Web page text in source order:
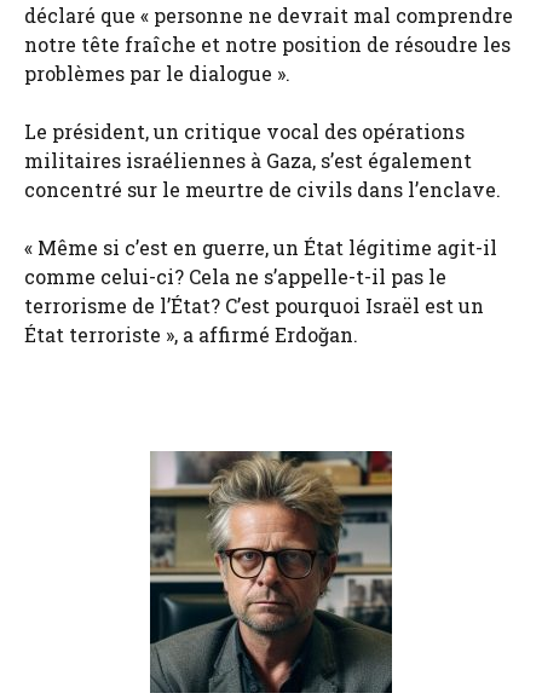
déclaré que « personne ne devrait mal comprendre
notre tête fraîche et notre position de résoudre les
problèmes par le dialogue ».
Le président, un critique vocal des opérations
militaires israéliennes à Gaza, s’est également
concentré sur le meurtre de civils dans l’enclave.
« Même si c’est en guerre, un État légitime agit-il
comme celui-ci? Cela ne s’appelle-t-il pas le
terrorisme de l’État? C’est pourquoi Israël est un
État terroriste », a affirmé Erdoğan.